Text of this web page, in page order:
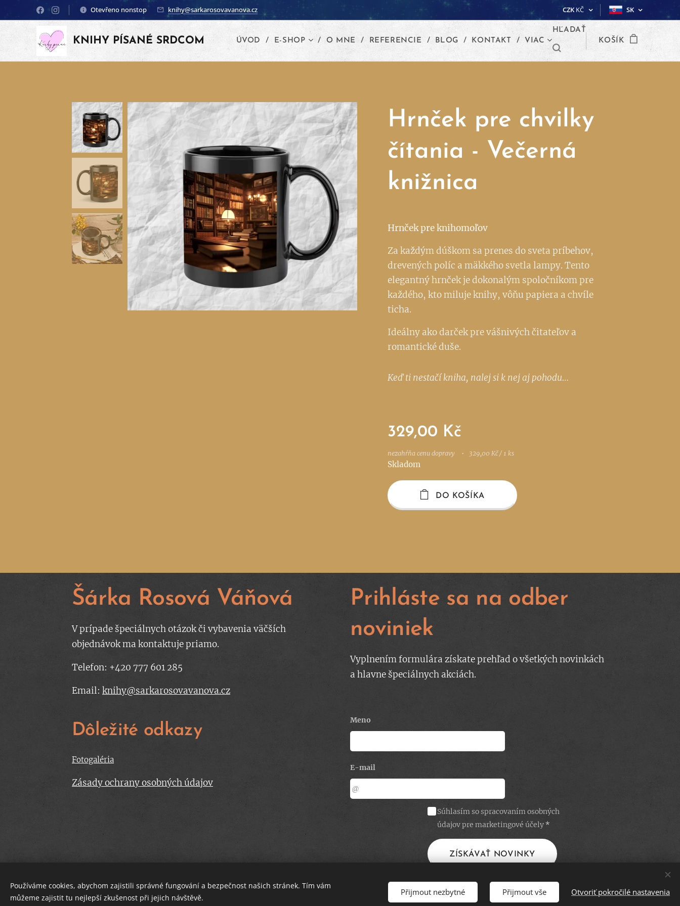
Otevřeno nonstop knihy@sarkarosovavanova.cz CZK KČ SK
KNIHY PÍSANÉ SRDCOM ÚVOD E-SHOP O MNE REFERENCIE BLOG KONTAKT VIAC
HĽADAŤ
KOŠÍK
Hrnček pre chvilky
čítania - Večerná
knižnica
Hrnček pre knihomoľov
Za každým dúškom sa prenes do sveta príbehov,
drevených políc a mäkkého svetla lampy. Tento
elegantný hrnček je dokonalým spoločníkom pre
každého, kto miluje knihy, vôňu papiera a chvíle
ticha.
Ideálny ako darček pre vášnivých čitateľov a
romantické duše.
Keď ti nestačí kniha, nalej si k nej aj pohodu…
329,00 Kč
nezahŕňa cenu dopravy 329,00 Kč / 1 ks
Skladom
DO KOŠÍKA
Šárka Rosová Váňová
V prípade špeciálnych otázok či vybavenia väčších
objednávok ma kontaktuje priamo.
Telefon: +420 777 601 285
Email: knihy@sarkarosovavanova.cz
Dôležité odkazy
Fotogaléria
Zásady ochrany osobných údajov
Prihláste sa na odber
noviniek
Vyplnením formulára získate prehľad o všetkých novinkách
a hlavne špeciálnych akciách.
Meno
E-mail
Súhlasím so spracovaním osobných
údajov pre marketingové účely
ZÍSKÁVAŤ NOVINKY
Používáme cookies, abychom zajistili správné fungování a bezpečnost našich stránek. Tím vám
můžeme zajistit tu nejlepší zkušenost při jejich návštěvě.
Přijmout nezbytné Přijmout vše Otvoriť pokročilé nastavenia